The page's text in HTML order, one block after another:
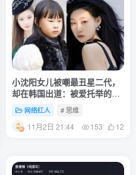
及进阶网课 # 拍摄 # 摄影
小沈阳女儿被嘲最丑星二代，
却在韩国出道：被爱托举的孩
子，真的会发光
网络红人 # 思维
11月2日 21:44 153 12